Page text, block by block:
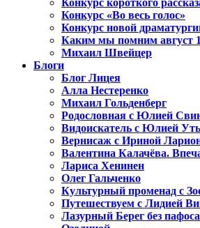
Конкурс короткого
Конкурс «Во весь голос»
Конкурс новой
Каким мы помним август
Михаил Швейцер
Блоги
Блог Лицея
Алла Нестеренко
Михаил Гольденберг
Родословная с Юлией
Видоискатель с Юлией
Вернисаж с Ириной
Валентина Калачёва.
Лариса Хенинен
Олег Гальченко
Культурный променад с
Путешествуем с Лидией
Лазурный Берег без